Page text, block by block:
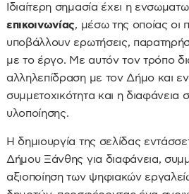
Ιδιαίτερη σημασία έχει η
επικοινωνίας, μέσω της οποίας οι
υποβάλλουν ερωτήσεις,
με το έργο. Με αυτόν τον τρόπο
αλληλεπίδραση με τον Δήμο και
συμμετοχικότητα και η διαφάνεια
υλοποίησης.
Η δημιουργία της σελίδας
Δήμου Ξάνθης για διαφάνεια,
αξιοποίηση των ψηφιακών